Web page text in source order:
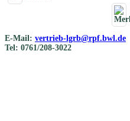
E-Mail: vertrieb-lgrb@rpf.bwl.de
Tel: 0761/208-3022